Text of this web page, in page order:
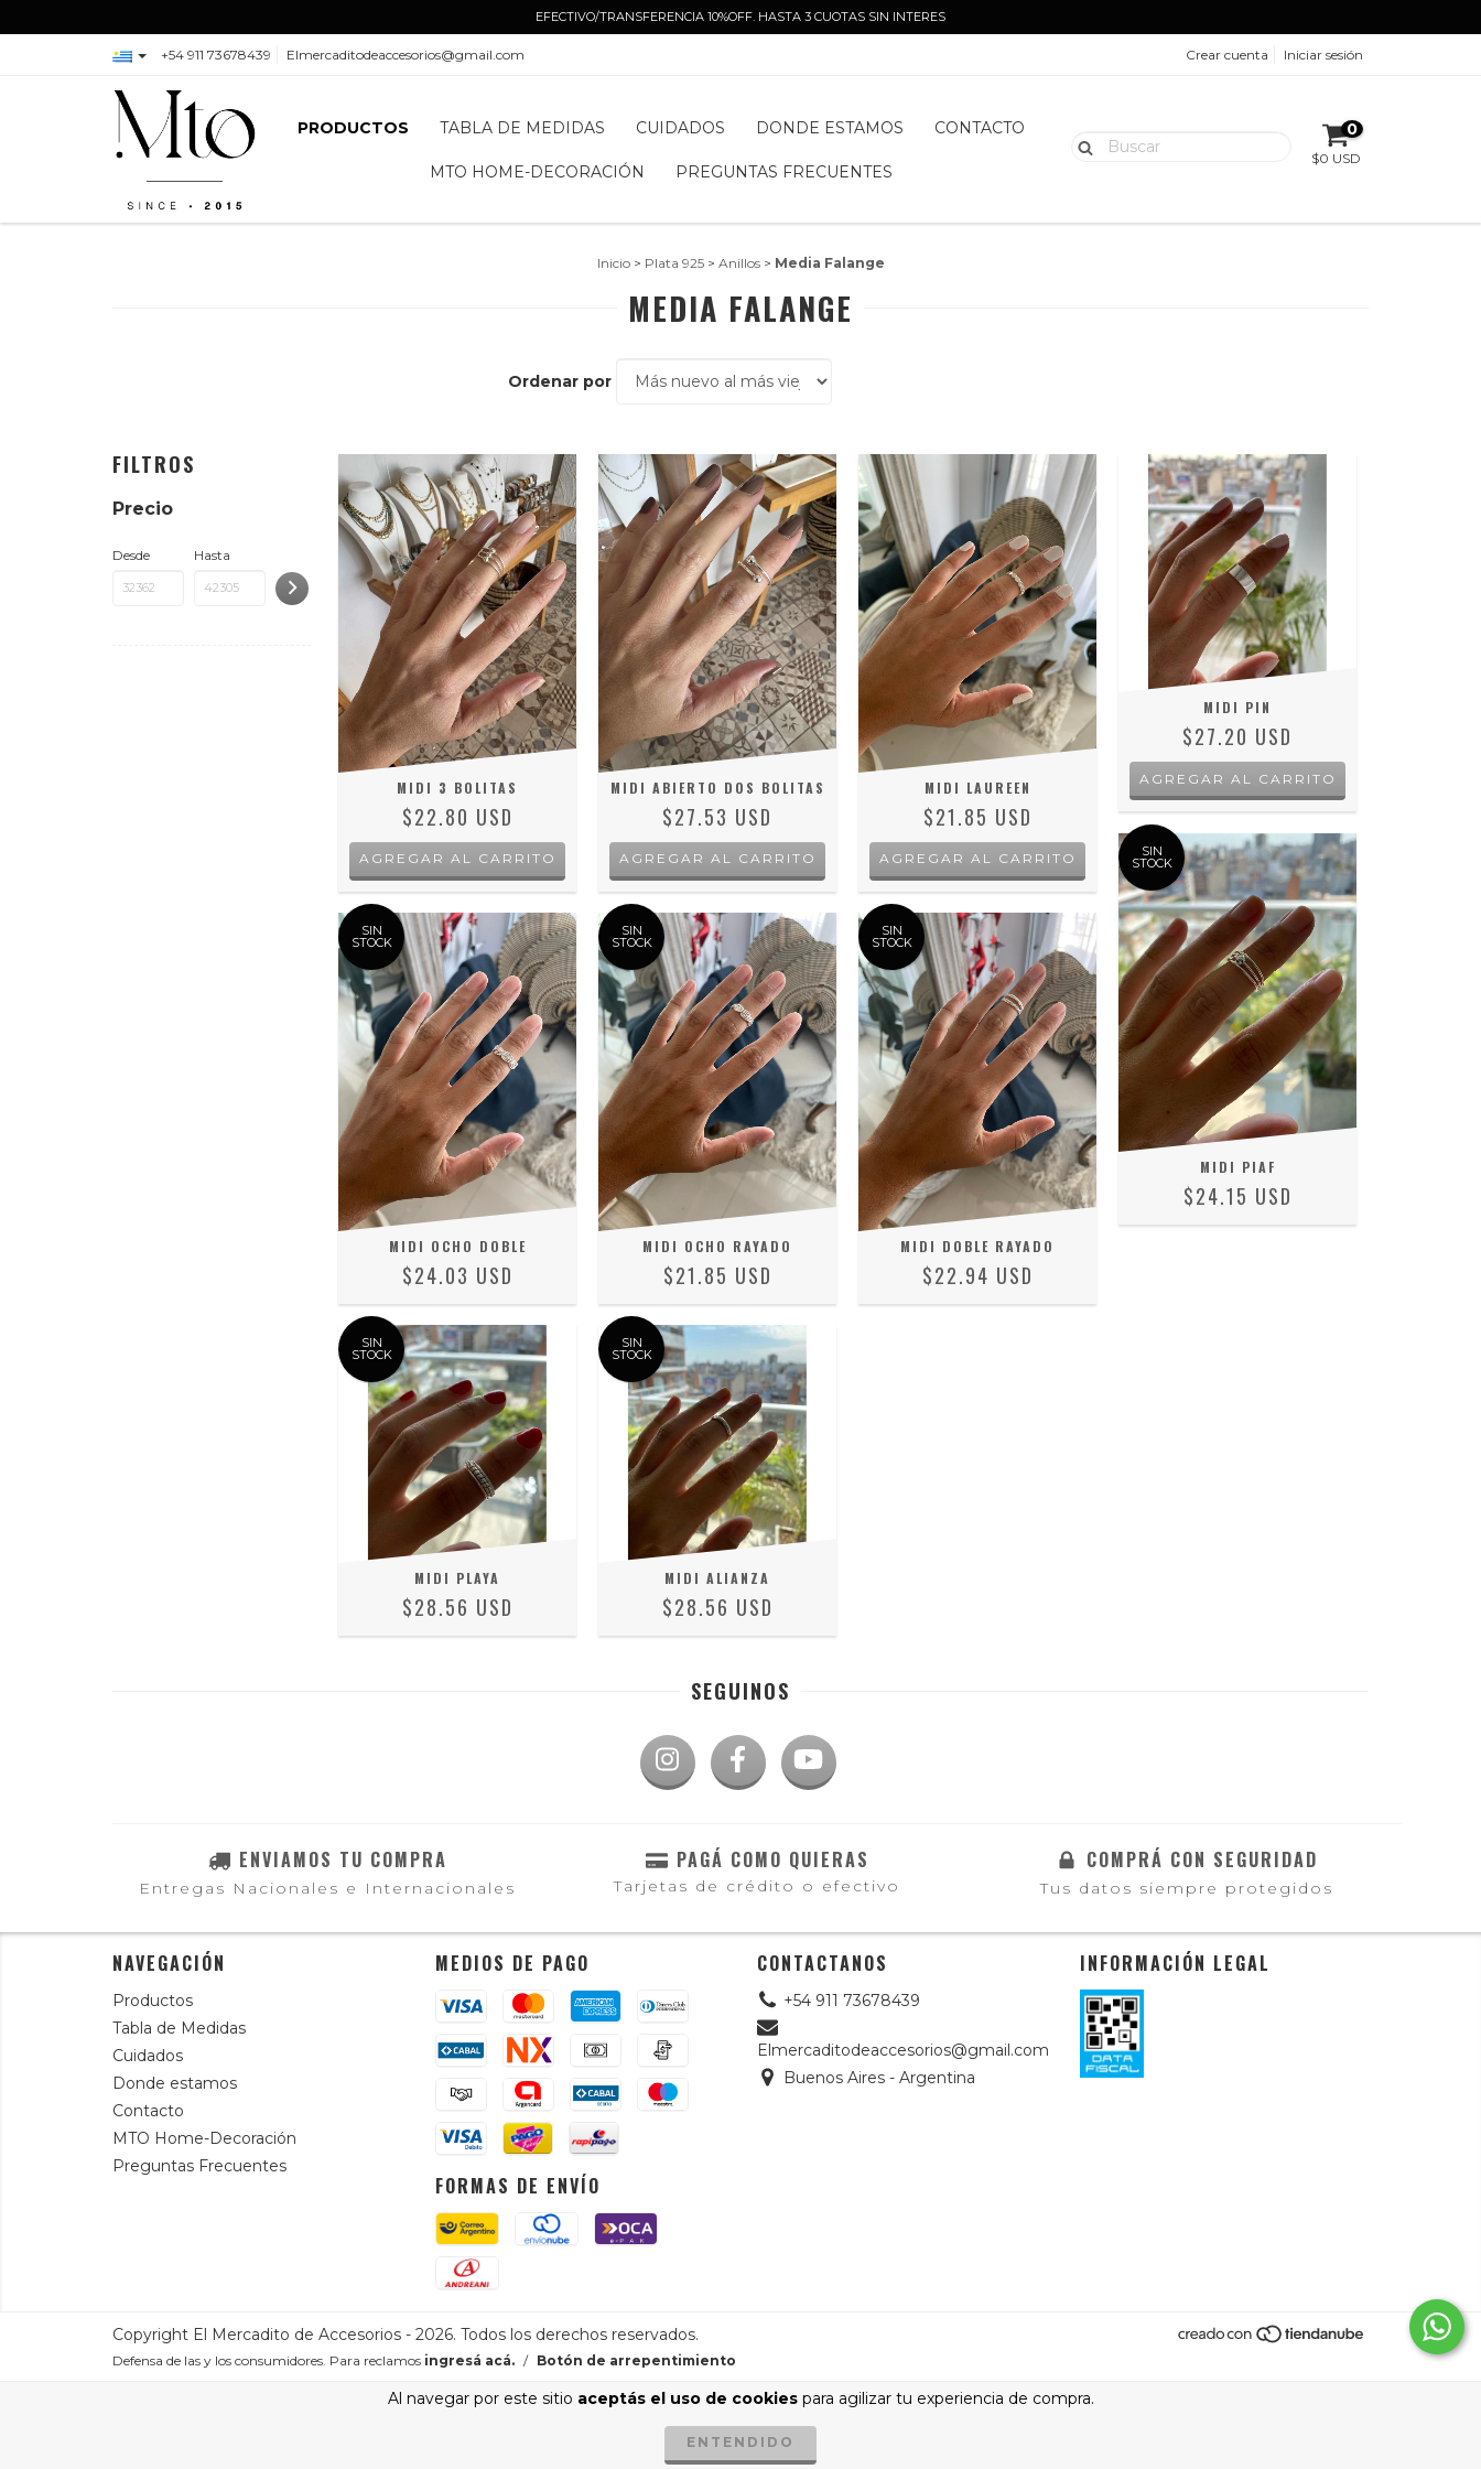
Al navegar por este sitio aceptás el uso de cookiespara agilizar tu experiencia de compra.
ENTENDIDO
EFECTIVO/TRANSFERENCIA 10%OFF. HASTA 3 CUOTAS SIN INTERES
+54 911 73678439 Elmercaditodeaccesorios@gmail.com Crear cuenta Iniciar sesión
PRODUCTOS TABLA DE MEDIDAS CUIDADOS DONDE ESTAMOS CONTACTO
MTO HOME-DECORACIÓN PREGUNTAS FRECUENTES
0
$0 USD
Inicio > Plata 925 > Anillos > Media Falange
MEDIA FALANGE
Ordenar por
FILTROS
Precio
Desde Hasta
MIDI 3 BOLITAS
$22.80 USD
MIDI ABIERTO DOS BOLITAS
$27.53 USD
MIDI LAUREEN
$21.85 USD
MIDI PIN
$27.20 USD
SIN
STOCK
MIDI OCHO DOBLE
$24.03 USD
SIN
STOCK
MIDI OCHO RAYADO
$21.85 USD
SIN
STOCK
MIDI DOBLE RAYADO
$22.94 USD
SIN
STOCK
MIDI PIAF
$24.15 USD
SIN
STOCK
MIDI PLAYA
$28.56 USD
SIN
STOCK
MIDI ALIANZA
$28.56 USD
SEGUINOS
ENVIAMOS TU COMPRA
Entregas Nacionales e Internacionales
PAGÁ COMO QUIERAS
Tarjetas de crédito o efectivo
COMPRÁ CON SEGURIDAD
Tus datos siempre protegidos
NAVEGACIÓN
Productos
Tabla de Medidas
Cuidados
Donde estamos
Contacto
MTO Home-Decoración
Preguntas Frecuentes
MEDIOS DE PAGO
FORMAS DE ENVÍO
CONTACTANOS
+54 911 73678439
Elmercaditodeaccesorios@gmail.com
Buenos Aires - Argentina
INFORMACIÓN LEGAL
Copyright El Mercadito de Accesorios - 2026. Todos los derechos reservados.
Defensa de las y los consumidores. Para reclamos ingresá acá. / Botón de arrepentimiento